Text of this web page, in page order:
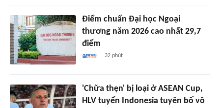
Điểm chuẩn Đại học Ngoại
thương năm 2026 cao nhất 29,7
điểm
32 phút
'Chữa thẹn' bị loại ở ASEAN Cup,
HLV tuyển Indonesia tuyên bố vô